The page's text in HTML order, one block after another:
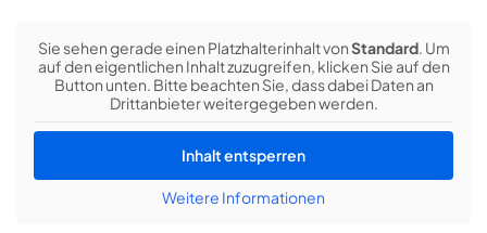
Sie sehen gerade einen Platzhalterinhalt vonStandard. Um
auf den eigentlichen Inhalt zuzugreifen, klicken Sie auf den
Button unten. Bitte beachten Sie, dass dabei Daten an
Drittanbieter weitergegeben werden.
Inhalt entsperren
Weitere Informationen